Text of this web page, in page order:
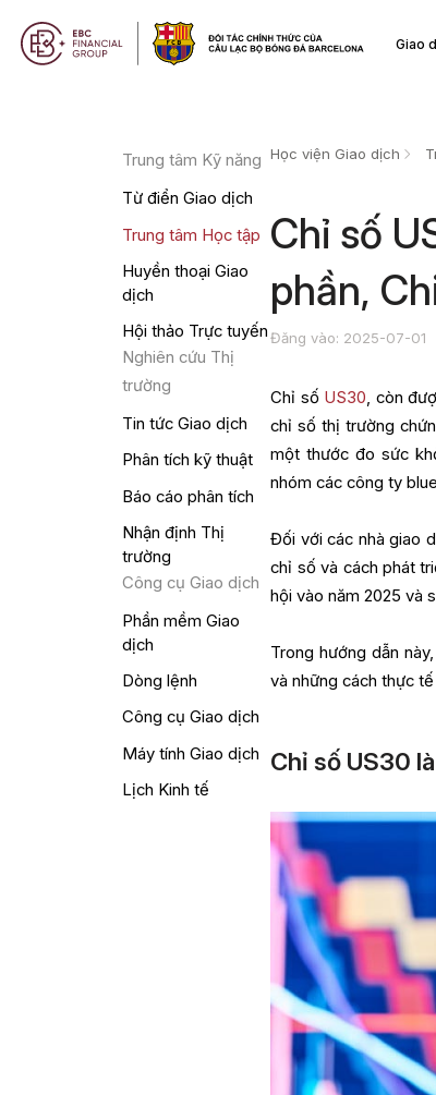
Giao
Trung tâm Kỹ năng
Từ điển Giao dịch
Trung tâm Học tập
Huyền thoại Giao
dịch
Hội thảo Trực tuyến
Nghiên cứu Thị
trường
Tin tức Giao dịch
Phân tích kỹ thuật
Báo cáo phân tích
Nhận định Thị
trường
Công cụ Giao dịch
Phần mềm Giao
dịch
Dòng lệnh
Công cụ Giao dịch
Máy tính Giao dịch
Lịch Kinh tế
Học viện Giao dịch
Chỉ số
phần,
Đăng vào: 2025-07-01
Chỉ số US30 , còn
chỉ số thị trường
một thước đo sức
nhóm các công ty
Đối với các nhà giao
chỉ số và cách phát
hội vào năm 2025 và
Trong hướng dẫn
và những cách thực
Chỉ số US30